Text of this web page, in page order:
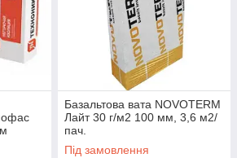
Базальтова вата NOVOTERM
Лайт 30 г/м2 100 мм, 3,6 м2/
пач.
Під замовлення